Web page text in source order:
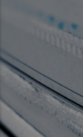
MOST ADÁSBAN
MannaFM